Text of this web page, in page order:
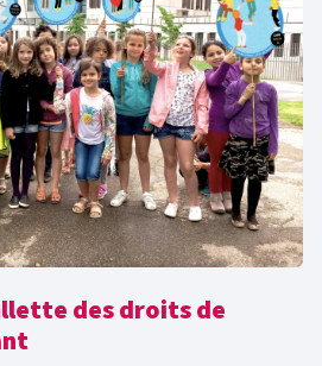
des droits de